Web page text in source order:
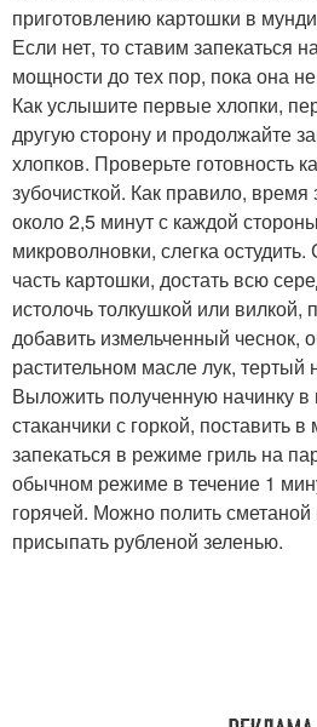
приготовлению картошки в
Если нет, то ставим запекаться
мощности до тех пор, пока она
Как услышите первые хлопки,
другую сторону и продолжайте
хлопков. Проверьте готовность
зубочисткой. Как правило,
около 2,5 минут с каждой
микроволновки, слегка
часть картошки, достать всю
истолочь толкушкой или вилкой,
добавить измельченный чеснок,
растительном масле лук, тертый
Выложить полученную начинку
стаканчики с горкой, поставить
запекаться в режиме гриль на
обычном режиме в течение 1
горячей. Можно полить сметаной
присыпать рубленой зеленью.